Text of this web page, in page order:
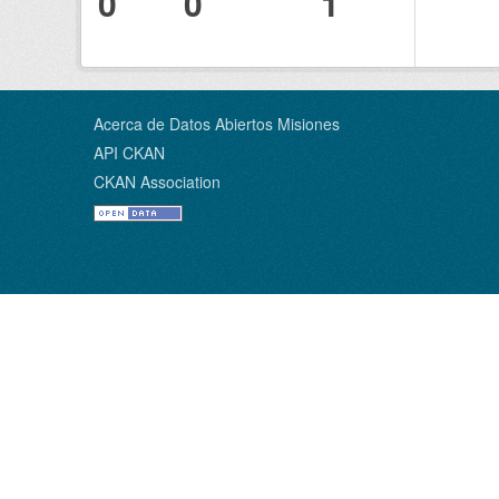
Acerca de Datos Abiertos Misiones
API CKAN
CKAN Association